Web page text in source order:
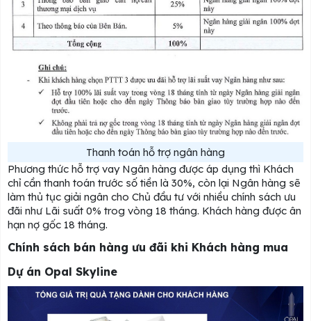
Thanh toán hỗ trợ ngân hàng
Phương thức hỗ trợ vay Ngân hàng được áp dụng thì Khách
chỉ cần thanh toán trước số tiền là 30%, còn lại Ngân hàng sẽ
làm thủ tục giải ngân cho Chủ đầu tư với nhiều chính sách ưu
đãi như Lãi suất 0% trog vòng 18 tháng. Khách hàng được ân
hạn nợ gốc 18 tháng.
Chính sách bán hàng ưu đãi khi Khách hàng mua
Dự án Opal Skyline